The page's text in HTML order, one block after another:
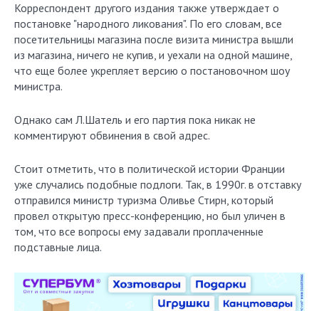
Корреспондент другого издания также утверждает о
постановке "народного ликования". По его словам, все
посетительницы магазина после визита министра вышли
из магазина, ничего не купив, и уехали на одной машине,
что еще более укрепляет версию о постановочном шоу
министра.
Однако сам Л.Шатель и его партия пока никак не
комментируют обвинения в свой адрес.
Стоит отметить, что в политической истории Франции
уже случались подобные подлоги. Так, в 1990г. в отставку
отправился министр туризма Оливье Стирн, который
провел открытую пресс-конференцию, но был уличен в
том, что все вопросы ему задавали проплаченные
подставные лица.